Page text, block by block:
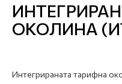
Физички лица
Е-Царина
ОКОЛИНА
Интегрираната тарифна